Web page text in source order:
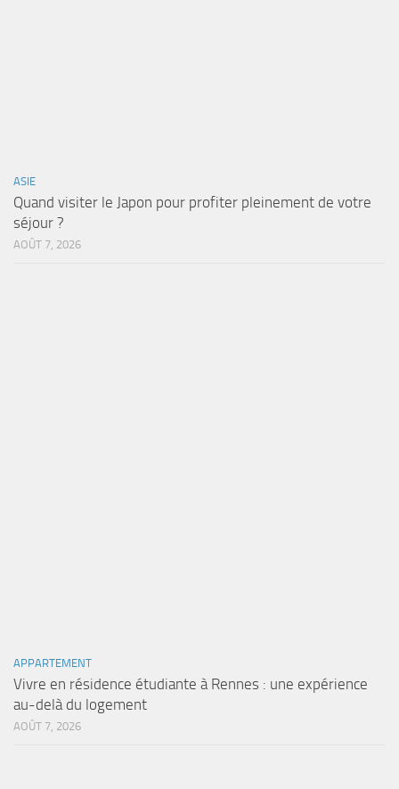
ASIE
Quand visiter le Japon pour profiter pleinement de votre
séjour ?
AOÛT 7, 2026
APPARTEMENT
Vivre en résidence étudiante à Rennes : une expérience
au-delà du logement
AOÛT 7, 2026